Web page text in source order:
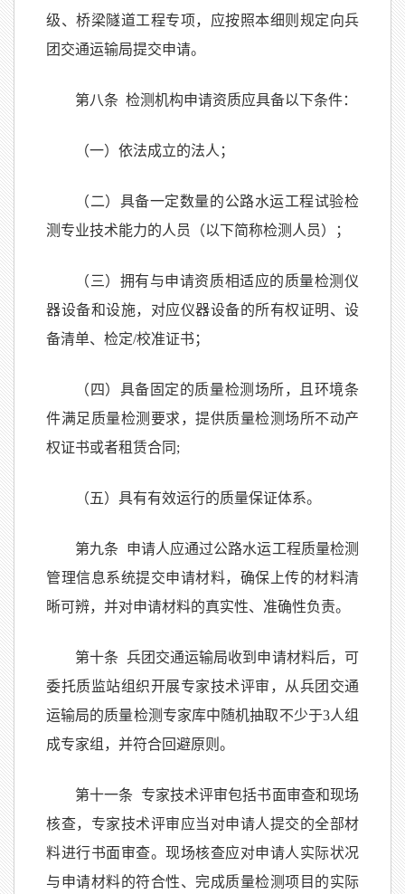
级、桥梁隧道工程专项，应按照本细则规定向兵
团交通运输局提交申请。
第八条 检测机构申请资质应具备以下条件：
（一）依法成立的法人；
（二）具备一定数量的公路水运工程试验检
测专业技术能力的人员（以下简称检测人员）；
（三）拥有与申请资质相适应的质量检测仪
器设备和设施，对应仪器设备的所有权证明、设
备清单、检定/校准证书；
（四）具备固定的质量检测场所，且环境条
件满足质量检测要求，提供质量检测场所不动产
权证书或者租赁合同;
（五）具有有效运行的质量保证体系。
第九条 申请人应通过公路水运工程质量检测
管理信息系统提交申请材料，确保上传的材料清
晰可辨，并对申请材料的真实性、准确性负责。
第十条 兵团交通运输局收到申请材料后，可
委托质监站组织开展专家技术评审，从兵团交通
运输局的质量检测专家库中随机抽取不少于3人组
成专家组，并符合回避原则。
第十一条 专家技术评审包括书面审查和现场
核查，专家技术评审应当对申请人提交的全部材
料进行书面审查。现场核查应对申请人实际状况
与申请材料的符合性、完成质量检测项目的实际